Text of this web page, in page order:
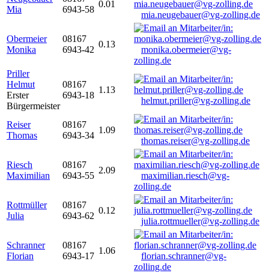
Mia
6943-58
0.01
mia.neugebauer@vg-zolling.de
Obermeier
Monika
08167
6943-42
0.13
monika.obermeier@vg-
zolling.de
Priller
Helmut
Erster
Bürgermeister
08167
6943-18
1.13
helmut.priller@vg-zolling.de
Reiser
Thomas
08167
6943-34
1.09
thomas.reiser@vg-zolling.de
Riesch
Maximilian
08167
6943-55
2.09
maximilian.riesch@vg-
zolling.de
Rottmüller
Julia
08167
6943-62
0.12
julia.rottmueller@vg-zolling.de
Schranner
Florian
08167
6943-17
1.06
florian.schranner@vg-
zolling.de